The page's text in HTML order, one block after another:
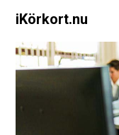
iKörkort.nu